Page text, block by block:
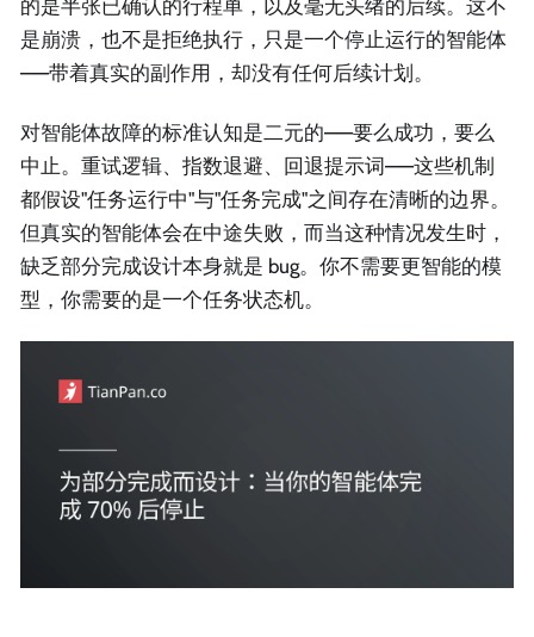
的是半张已确认的行程单，以及毫无头绪的后续。这不
是崩溃，也不是拒绝执行，只是一个停止运行的智能体
——带着真实的副作用，却没有任何后续计划。
对智能体故障的标准认知是二元的——要么成功，要么
中止。重试逻辑、指数退避、回退提示词——这些机制
都假设"任务运行中"与"任务完成"之间存在清晰的边界。
但真实的智能体会在中途失败，而当这种情况发生时，
缺乏部分完成设计本身就是 bug。你不需要更智能的模
型，你需要的是一个任务状态机。